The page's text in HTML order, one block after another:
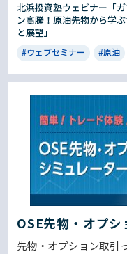
北浜投資塾ウェビナー「ガ
ン高騰！原油先物から学
と展望」
#ウェブセミナー #原油
OSE先物・オプ
先物・オプション取引